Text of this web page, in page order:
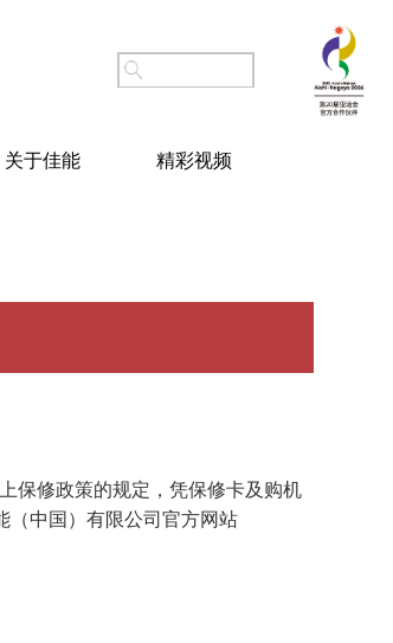
关于佳能 精彩视频
保修政策的规定，凭保修卡及购机
（中国）有限公司官方网站